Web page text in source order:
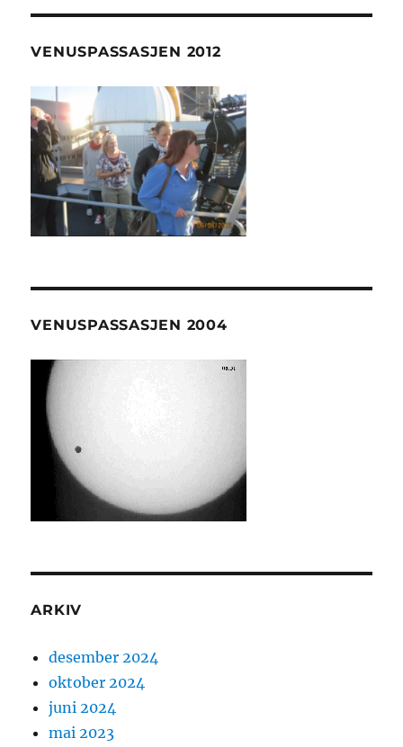
VENUSPASSASJEN 2012
VENUSPASSASJEN 2004
ARKIV
desember 2024
oktober 2024
juni 2024
mai 2023